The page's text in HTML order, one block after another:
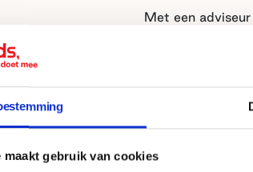
maakt gebruik van cookies
EKKO in
landelijke
Band.
Met een